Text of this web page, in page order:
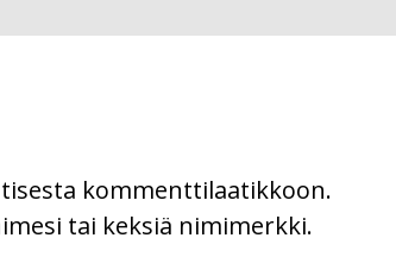
kommenttilaatikkoon.
tai keksiä nimimerkki.